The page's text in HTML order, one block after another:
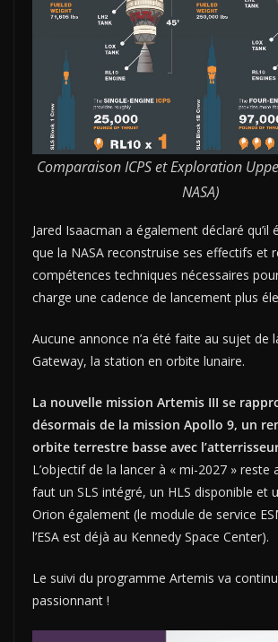
Comparaison ICPS et Exploration
NASA)
Jared Isaacman a également déclaré qu’il
que la NASA reconstruise ses effectifs et
compétences techniques nécessaires
charge une cadence de lancement plus
Aucune annonce n’a été faite au sujet de
Gateway, la station en orbite lunaire.
La nouvelle mission Artemis III se
désormais de la mission Apollo 9, un
orbite terrestre basse avec
L’objectif de la lancer à « mi-2027 » reste
faut un SLS intégré, un HLS disponible et
Orion également (le module de service
l’ESA est déjà au Kennedy Space Center).
Le suivi du programme Artemis va
passionnant !